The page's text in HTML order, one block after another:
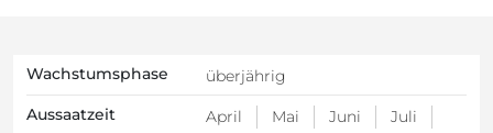
Wachstumsphase
überjährig
Aussaatzeit
April Mai Juni
Juli